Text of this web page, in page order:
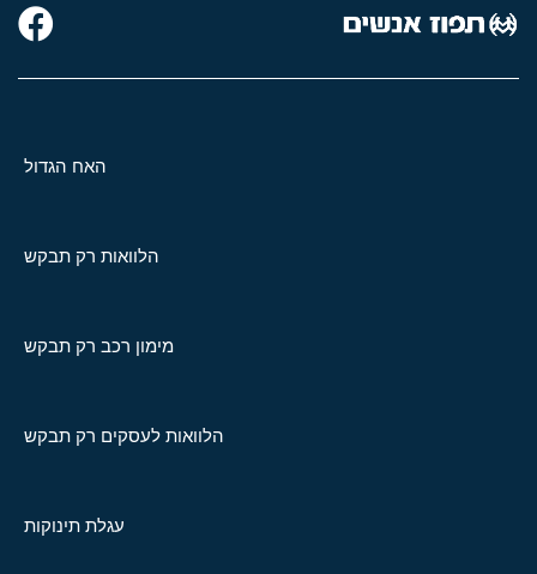
האח הגדול
הלוואות רק תבקש
מימון רכב רק תבקש
הלוואות לעסקים רק תבקש
עגלת תינוקות